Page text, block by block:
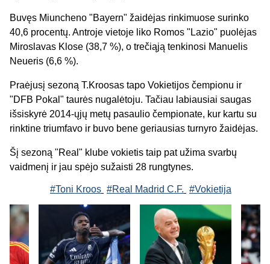
Buvęs Miuncheno "Bayern" žaidėjas rinkimuose surinko
40,6 procentų. Antroje vietoje liko Romos "Lazio" puolėjas
Miroslavas Klose (38,7 %), o trečiąją tenkinosi Manuelis
Neueris (6,6 %).
Praėjusį sezoną T.Kroosas tapo Vokietijos čempionu ir
"DFB Pokal" taurės nugalėtoju. Tačiau labiausiai saugas
išsiskyrė 2014-ųjų metų pasaulio čempionate, kur kartu su
rinktine triumfavo ir buvo bene geriausias turnyro žaidėjas.
Šį sezoną "Real" klube vokietis taip pat užima svarbų
vaidmenį ir jau spėjo sužaisti 28 rungtynes.
#Toni Kroos #Real Madrid C.F. #Vokietija